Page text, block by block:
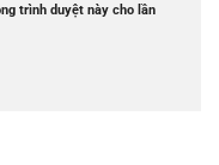
trình duyệt này cho lần